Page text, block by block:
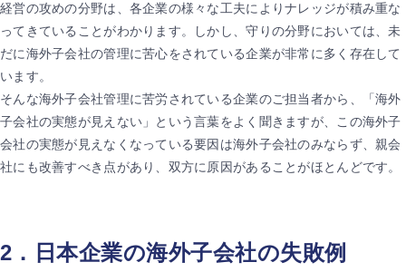
経営の攻めの分野は、各企業の様々な工夫によりナレッジが積み重な
ってきていることがわかります。しかし、守りの分野においては、未
だに海外子会社の管理に苦心をされている企業が非常に多く存在して
います。
そんな海外子会社管理に苦労されている企業のご担当者から、「海外
子会社の実態が見えない」という言葉をよく聞きますが、この海外子
会社の実態が見えなくなっている要因は海外子会社のみならず、親会
社にも改善すべき点があり、双方に原因があることがほとんどです。
2．日本企業の海外子会社の失敗例